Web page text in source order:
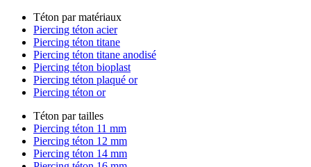
Téton par matériaux
Piercing téton acier
Piercing téton titane
Piercing téton titane anodisé
Piercing téton bioplast
Piercing téton plaqué or
Piercing téton or
Téton par tailles
Piercing téton 11 mm
Piercing téton 12 mm
Piercing téton 14 mm